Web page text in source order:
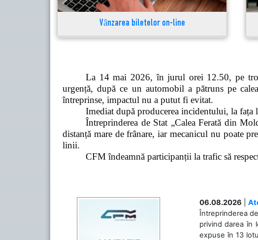
Vânzarea biletelor on-line
La 14 mai 2026, în jurul orei 12.50, pe
urgență, după ce un automobil a pătruns pe
întreprinse, impactul nu a putut fi evitat.
Imediat după producerea incidentului, la
Întreprinderea de Stat „Calea Ferată din
distanță mare de frânare, iar mecanicul nu poate
linii.
CFM îndeamnă participanții la trafic să
06.08.2026
Întreprinderea
privind darea în
expuse în 13